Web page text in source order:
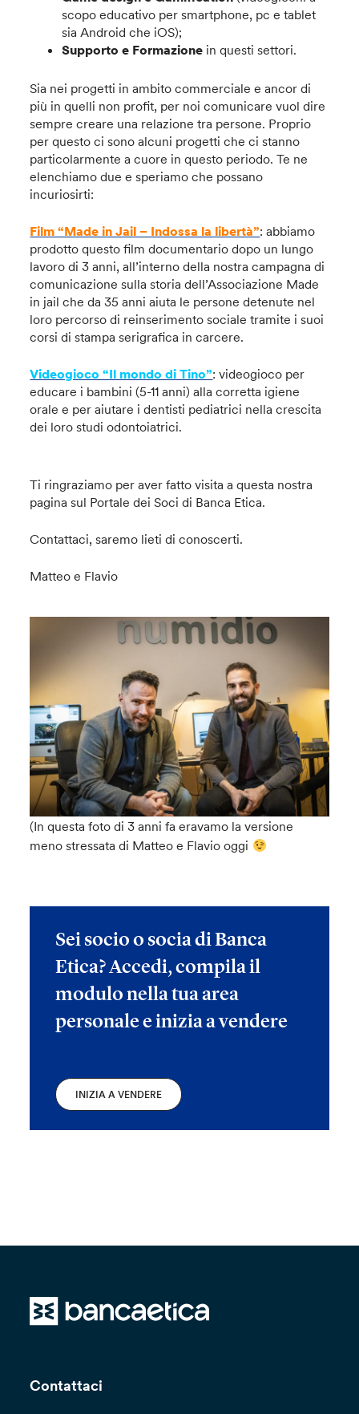
scopo educativo per smartphone, pc e tablet
sia Android che iOS);
Supporto e Formazione in questi settori.
Sia nei progetti in ambito commerciale e ancor di
più in quelli non profit, per noi comunicare vuol dire
sempre creare una relazione tra persone. Proprio
per questo ci sono alcuni progetti che ci stanno
particolarmente a cuore in questo periodo. Te ne
elenchiamo due e speriamo che possano
incuriosirti:
Film “Made in Jail – Indossa la libertà”: abbiamo
prodotto questo film documentario dopo un lungo
lavoro di 3 anni, all’interno della nostra campagna di
comunicazione sulla storia dell’Associazione Made
in jail che da 35 anni aiuta le persone detenute nel
loro percorso di reinserimento sociale tramite i suoi
corsi di stampa serigrafica in carcere.
Videogioco “Il mondo di Tino”: videogioco per
educare i bambini (5-11 anni) alla corretta igiene
orale e per aiutare i dentisti pediatrici nella crescita
dei loro studi odontoiatrici.
Ti ringraziamo per aver fatto visita a questa nostra
pagina sul Portale dei Soci di Banca Etica.
Contattaci, saremo lieti di conoscerti.
Matteo e Flavio
(In questa foto di 3 anni fa eravamo la versione
meno stressata di Matteo e Flavio oggi
Sei socio o socia di Banca
Etica? Accedi, compila il
modulo nella tua area
personale e inizia a vendere
INIZIA A VENDERE
Contattaci